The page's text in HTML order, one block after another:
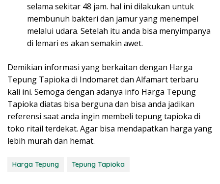
selama sekitar 48 jam. hal ini dilakukan untuk
membunuh bakteri dan jamur yang menempel
melalui udara. Setelah itu anda bisa menyimpanya
di lemari es akan semakin awet.
Demikian informasi yang berkaitan dengan Harga
Tepung Tapioka di Indomaret dan Alfamart terbaru
kali ini. Semoga dengan adanya info Harga Tepung
Tapioka diatas bisa berguna dan bisa anda jadikan
referensi saat anda ingin membeli tepung tapioka di
toko ritail terdekat. Agar bisa mendapatkan harga yang
lebih murah dan hemat.
Harga Tepung Tepung Tapioka